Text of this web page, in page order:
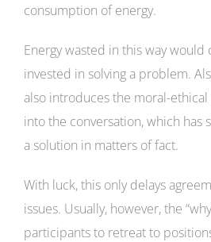
consumption of energy.
Energy wasted in this way
invested in solving a problem.
also introduces the moral-ethical
into the conversation, which
a solution in matters of fact.
With luck, this only delays
issues. Usually, however, the
participants to retreat to